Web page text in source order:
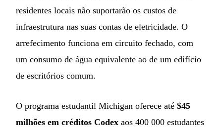
residentes locais não suportarão os custos de
infraestrutura nas suas contas de eletricidade. O
arrefecimento funciona em circuito fechado, com
um consumo de água equivalente ao de um edifício
de escritórios comum.
O programa estudantil Michigan oferece até $45
milhões em créditos Codex aos 400 000 estudantes